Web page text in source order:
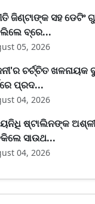
ଜିଣ୍ଟାଙ୍କ ସହ ଡେଟିଂ
ବ୍ରେ...
05, 2026
ଚର୍ଚ୍ଚିତ
ପ୍ରଦ...
04, 2026
ଷ୍ଟାଲିନଙ୍କ
ସାଉଥ...
04, 2026